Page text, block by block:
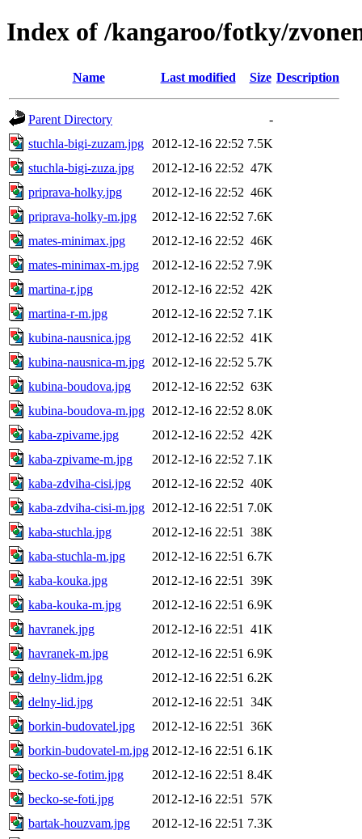
Index of /kangaroo/fotky/
Name Last modified Size Description
Parent Directory
-
stuchla-bigi-zuzam.jpg
2012-12-16 22:52 7.5K
stuchla-bigi-zuza.jpg
2012-12-16 22:52 47K
priprava-holky.jpg
2012-12-16 22:52 46K
priprava-holky-m.jpg
2012-12-16 22:52 7.6K
mates-minimax.jpg
2012-12-16 22:52 46K
mates-minimax-m.jpg
2012-12-16 22:52 7.9K
martina-r.jpg
2012-12-16 22:52 42K
martina-r-m.jpg
2012-12-16 22:52 7.1K
kubina-nausnica.jpg
2012-12-16 22:52 41K
kubina-nausnica-m.jpg 2012-12-16 22:52 5.7K
kubina-boudova.jpg
2012-12-16 22:52 63K
kubina-boudova-m.jpg 2012-12-16 22:52 8.0K
kaba-zpivame.jpg
2012-12-16 22:52 42K
kaba-zpivame-m.jpg
2012-12-16 22:52 7.1K
kaba-zdviha-cisi.jpg
2012-12-16 22:52 40K
kaba-zdviha-cisi-m.jpg 2012-12-16 22:51 7.0K
kaba-stuchla.jpg
2012-12-16 22:51
38K
kaba-stuchla-m.jpg
2012-12-16 22:51 6.7K
kaba-kouka.jpg
2012-12-16 22:51
39K
kaba-kouka-m.jpg
2012-12-16 22:51 6.9K
havranek.jpg
2012-12-16 22:51
41K
havranek-m.jpg
2012-12-16 22:51 6.9K
delny-lidm.jpg
2012-12-16 22:51 6.2K
delny-lid.jpg
2012-12-16 22:51
34K
borkin-budovatel.jpg
2012-12-16 22:51
36K
borkin-budovatel-m.jpg 2012-12-16 22:51 6.1K
becko-se-fotim.jpg
2012-12-16 22:51 8.4K
becko-se-foti.jpg
2012-12-16 22:51
57K
bartak-houzvam.jpg
2012-12-16 22:51 7.3K